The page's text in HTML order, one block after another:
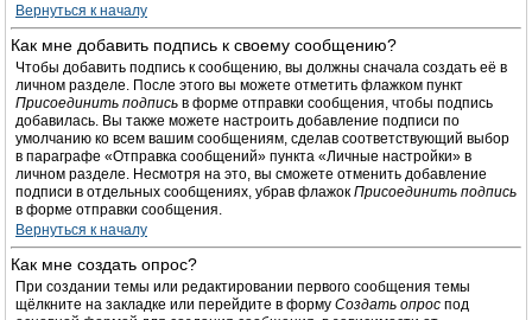
Вернуться к началу
Как мне добавить подпись к своему сообщению?
Чтобы добавить подпись к сообщению, вы должны сначала создать её в
личном разделе. После этого вы можете отметить флажком пункт
Присоединить подпись в форме отправки сообщения, чтобы подпись
добавилась. Вы также можете настроить добавление подписи по
умолчанию ко всем вашим сообщениям, сделав соответствующий выбор
в параграфе «Отправка сообщений» пункта «Личные настройки» в
личном разделе. Несмотря на это, вы сможете отменить добавление
подписи в отдельных сообщениях, убрав флажок Присоединить подпись
в форме отправки сообщения.
Вернуться к началу
Как мне создать опрос?
При создании темы или редактировании первого сообщения темы
щёлкните на закладке или перейдите в форму Создать опрос под